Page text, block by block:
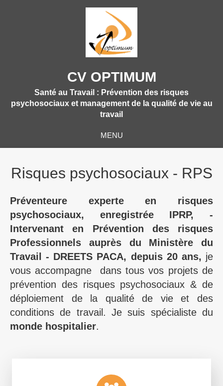
CV OPTIMUM
Santé au Travail : Prévention des risques
psychosociaux et management de la qualité de vie au
travail
MENU
Risques psychosociaux - RPS
Préventeure experte en risques
psychosociaux, enregistrée IPRP, -
Intervenant en Prévention des risques
Professionnels auprès du Ministère du
Travail - DREETS PACA, depuis 20 ans, je
vous accompagne
dans tous vos projets de
prévention des risques psychosociaux & de
déploiement de la qualité de vie et des
conditions de travail. Je suis spécialiste du
monde hospitalier.